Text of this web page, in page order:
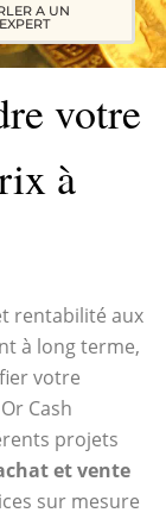
A UN
EXPERT
votre
à
rentabilité aux
à long terme,
votre
Cash
projets
et vente
sur mesure